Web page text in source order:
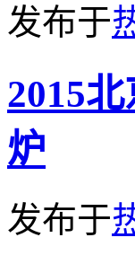
发布于
2015
炉
发布于